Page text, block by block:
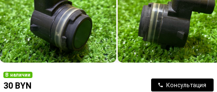
В наличии
30 BYN Консультация